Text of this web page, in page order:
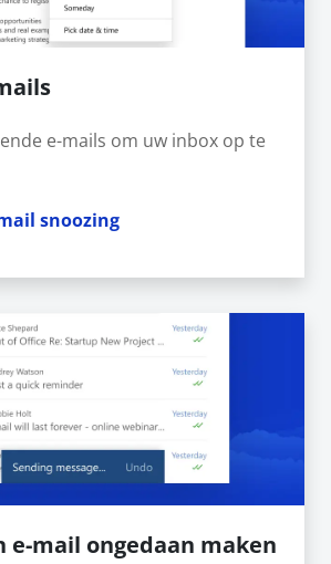
e-mails om uw inbox op te
snoozing
e-mail ongedaan maken